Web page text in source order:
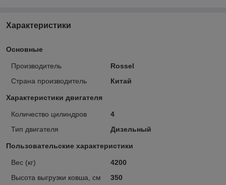
Характеристики
Основные
Производитель
Rossel
Страна производитель
Китай
Характеристики двигателя
Количество цилиндров
4
Тип двигателя
Дизельный
Пользовательские характеристики
Вес (кг)
4200
Высота выгрузки ковша, см
350